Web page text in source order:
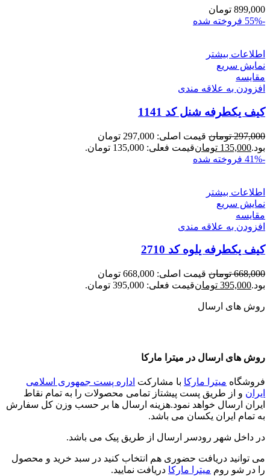
899,000 تومان
-55%
فروخته شده
اطلاعات بیشتر
نمایش سریع
مقايسه
افزودن به علاقه مندی
کیف یکطرفه شنل کد 1141
297,000 تومان
قیمت اصلی: 297,000 تومان
بود.135,000 تومانقیمت فعلی: 135,000 تومان.
-41%
فروخته شده
اطلاعات بیشتر
نمایش سریع
مقايسه
افزودن به علاقه مندی
کیف یکطرفه یلوه کد 2710
668,000 تومان
قیمت اصلی: 668,000 تومان
بود.395,000 تومانقیمت فعلی: 395,000 تومان.
روش های ارسال
روش های ارسال در میترا مارکا
فروشگاه میترا مارکا با مشارکت اداره پست جمهوری اسلامی
ایران و از طریق پست پیشتاز تمامی محصولات را به تمام نقاط
ایران ارسال خواهد نمود.هزینه ارسال ها بر حسب وزن کل سفارش
به تمام ایران یکسان می باشد.
در داخل شهر رودسر ارسال از طریق پیک می باشد.
می توانید دریافت حضوری هم انتخاب کنید در سبد خرید و محصول
را در شو روم میترا مارکا دریافت نمایید.